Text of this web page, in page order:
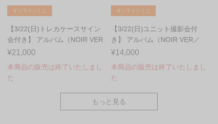
オンラインくじ
【3/22(日)トレカケースサイン
会付き】 アルバム（NOIR VER
／CURS...
¥21,000
本商品の販売は終了いたしまし
た
オンラインくじ
【3/22(日)ユニット撮影会付
き】 アルバム（NOIR VER／
CURSE V...
¥14,000
本商品の販売は終了いたしまし
た
もっと見る